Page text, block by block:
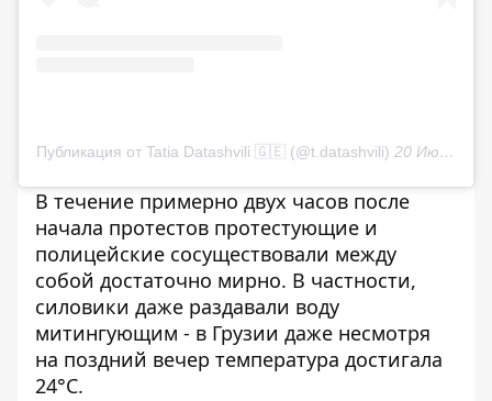
Публикация от Tatia Datashvili 🇬🇪 (@t.datashvili) 20 Июн 2019 в 11:15 PDT
В течение примерно двух часов после
начала протестов протестующие и
полицейские сосуществовали между
собой достаточно мирно. В частности,
силовики даже раздавали воду
митингующим - в Грузии даже несмотря
на поздний вечер температура достигала
24°C.